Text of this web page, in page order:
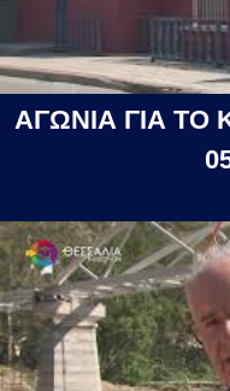
ΑΓΩΝΙΑ ΓΙΑ ΤΟ